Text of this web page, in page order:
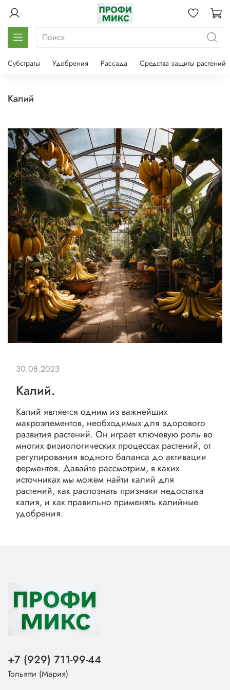
Субстраты Удобрения Рассада Средства защиты растений
калий
Калий.
Калий является одним из важнейших
макроэлементов, необходимых для здорового
развития растений. Он играет ключевую роль во
многих физиологических процессах растений, от
регулирования водного баланса до активации
ферментов. Давайте рассмотрим, в каких
источниках мы можем найти калий для
растений, как распознать признаки недостатка
калия, и как правильно применять калийные
удобрения.
30.08.2023
+7 (929) 711-99-44
Тольятти (Мария)